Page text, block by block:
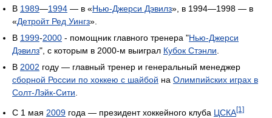
В 1989—1994 — в «Нью-Джерси Дэвилз», в 1994—1998 — в
«Детройт Ред Уингз».
В 1999-2000 - помощник главного тренера "Нью-Джерси
Дэвилз", с которым в 2000-м выиграл Кубок Стэнли
В 2002 году — главный тренер и генеральный менеджер
сборной России по хоккею с шайбой на Олимпийских играх в
Солт-Лэйк-Сити
C 1 мая 2009 года — президент хоккейного клуба ЦСКА[1]